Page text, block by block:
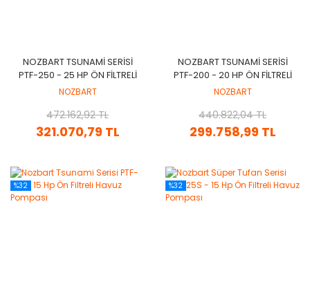
NOZBART TSUNAMI SERISI
PTF-250 - 25 HP ÖN FILTRELI
HAVUZ POMPASI
NOZBART
321.070,79 TL
472.162,92 TL
NOZBART TSUNAMI SERISI
PTF-200 - 20 HP ÖN FILTRELI
HAVUZ POMPASI
NOZBART
299.758,99 TL
440.822,04 TL
%32 %32